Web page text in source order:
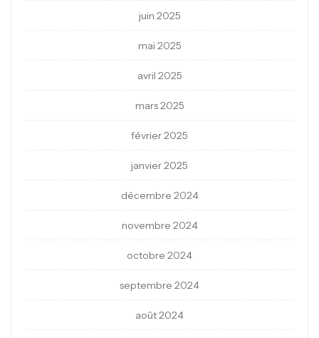
juin 2025
mai 2025
avril 2025
mars 2025
février 2025
janvier 2025
décembre 2024
novembre 2024
octobre 2024
septembre 2024
août 2024